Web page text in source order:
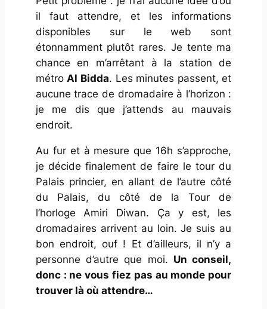
il faut attendre, et les informations
disponibles sur le web sont
étonnamment plutôt rares. Je tente ma
chance en m’arrêtant à la station de
métroAl Bidda. Les minutes passent, et
aucune trace de dromadaire à l’horizon :
je me dis que j’attends au mauvais
endroit.
Au fur et à mesure que 16h s’approche,
je décide finalement de faire le tour du
Palais princier, en allant de l’autre côté
du Palais, du côté de la Tour de
l’horloge Amiri Diwan. Ça y est, les
dromadaires arrivent au loin. Je suis au
bon endroit, ouf ! Et d’ailleurs, il n’y a
personne d’autre que moi. Un conseil,
donc : ne vous fiez pas au monde pour
trouver là où attendre…